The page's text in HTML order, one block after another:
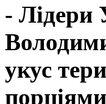
- Лідери
укус